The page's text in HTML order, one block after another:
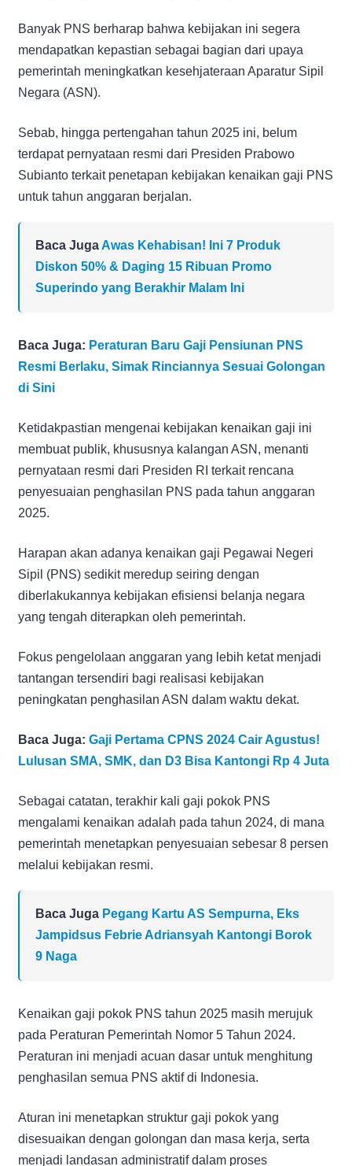
Banyak PNS berharap bahwa kebijakan ini segera
mendapatkan kepastian sebagai bagian dari upaya
pemerintah meningkatkan kesehjateraan Aparatur Sipil
Negara (ASN).
Sebab, hingga pertengahan tahun 2025 ini, belum
terdapat pernyataan resmi dari Presiden Prabowo
Subianto terkait penetapan kebijakan kenaikan gaji PNS
untuk tahun anggaran berjalan.
Baca JugaAwas Kehabisan! Ini 7 Produk
Diskon 50% & Daging 15 Ribuan Promo
Superindo yang Berakhir Malam Ini
Baca Juga: Peraturan Baru Gaji Pensiunan PNS
Resmi Berlaku, Simak Rinciannya Sesuai Golongan
di Sini
Ketidakpastian mengenai kebijakan kenaikan gaji ini
membuat publik, khususnya kalangan ASN, menanti
pernyataan resmi dari Presiden RI terkait rencana
penyesuaian penghasilan PNS pada tahun anggaran
2025.
Harapan akan adanya kenaikan gaji Pegawai Negeri
Sipil (PNS) sedikit meredup seiring dengan
diberlakukannya kebijakan efisiensi belanja negara
yang tengah diterapkan oleh pemerintah.
Fokus pengelolaan anggaran yang lebih ketat menjadi
tantangan tersendiri bagi realisasi kebijakan
peningkatan penghasilan ASN dalam waktu dekat.
Baca Juga: Gaji Pertama CPNS 2024 Cair Agustus!
Lulusan SMA, SMK, dan D3 Bisa Kantongi Rp 4 Juta
Sebagai catatan, terakhir kali gaji pokok PNS
mengalami kenaikan adalah pada tahun 2024, di mana
pemerintah menetapkan penyesuaian sebesar 8 persen
melalui kebijakan resmi.
Baca Juga Pegang Kartu AS Sempurna, Eks
Jampidsus Febrie Adriansyah Kantongi Borok
9 Naga
Kenaikan gaji pokok PNS tahun 2025 masih merujuk
pada Peraturan Pemerintah Nomor 5 Tahun 2024.
Peraturan ini menjadi acuan dasar untuk menghitung
penghasilan semua PNS aktif di Indonesia.
Aturan ini menetapkan struktur gaji pokok yang
disesuaikan dengan golongan dan masa kerja, serta
menjadi landasan administratif dalam proses